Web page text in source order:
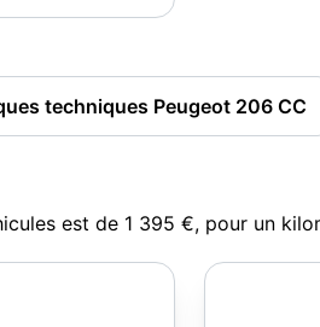
techniques Peugeot 206 CC
est de 1 395 €, pour un